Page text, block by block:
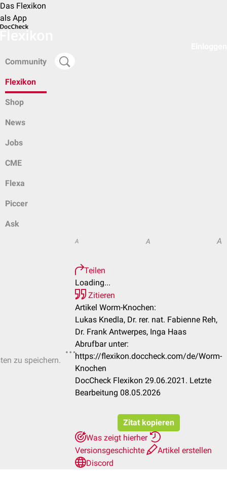
Das Flexikon
als App
Community
Flexikon
Shop
News
Jobs
CME
Flexa
Piccer
Ask
zu speichern.
A A A
Teilen
Loading...
Zitieren
Artikel Worm-Knochen:
Lukas Knedla, Dr. rer. nat. Fabienne Reh,
Dr. Frank Antwerpes, Inga Haas
Abrufbar unter:
https://flexikon.doccheck.com/de/Worm-
Knochen
DocCheck Flexikon 29.06.2021. Letzte
Bearbeitung 08.05.2026
Zitat kopieren
Was zeigt hierher
Versionsgeschichte
Artikel erstellen
Discord